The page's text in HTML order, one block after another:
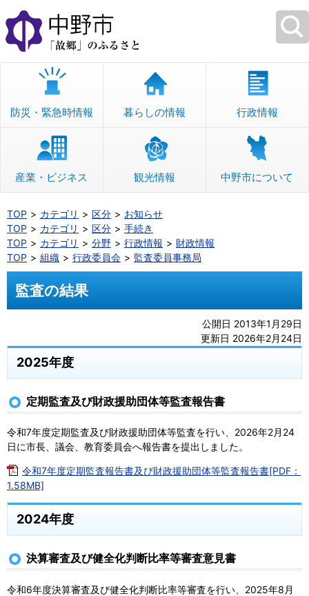
本
文
へ
移
防災・緊急時情報 暮らしの情報 行政情報
産業・ビジネス 観光情報 中野市について
TOP カテゴリ 区分
お知らせ
TOP
カテゴリ 区分
手続き
TOP
カテゴリ 分野 行政情報
財政情報
TOP
組織 行政委員会 監査委員事務局
監査の結果
公開日 2013年1月29日
更新日 2026年2月24日
2025年度
定期監査及び財政援助団体等監査報告書
令和7年度定期監査及び財政援助団体等監査を行い、2026年2月24
日に市長、議会、教育委員会へ報告書を提出しました。
令和7年度定期監査報告書及び財政援助団体等監査報告書[PDF：
1.58MB]
2024年度
決算審査及び健全化判断比率等審査意見書
令和6年度決算審査及び健全化判断比率等審査を行い、2025年8月